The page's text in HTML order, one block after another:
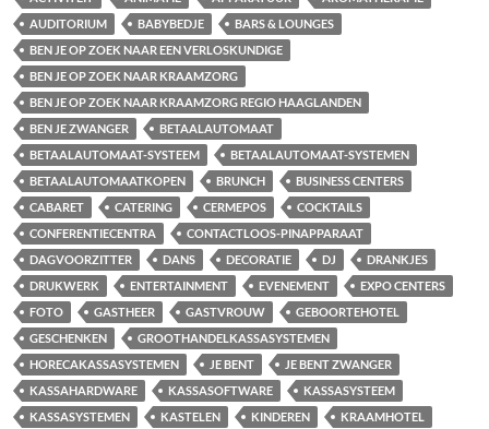
AUDITORIUM
BABYBEDJE
BARS & LOUNGES
BEN JE OP ZOEK NAAR EEN VERLOSKUNDIGE
BEN JE OP ZOEK NAAR KRAAMZORG
BEN JE OP ZOEK NAAR KRAAMZORG REGIO HAAGLANDEN
BEN JE ZWANGER
BETAALAUTOMAAT
BETAALAUTOMAAT-SYSTEEM
BETAALAUTOMAAT-SYSTEMEN
BETAALAUTOMAATKOPEN
BRUNCH
BUSINESS CENTERS
CABARET
CATERING CERMEPOS
COCKTAILS
CONFERENTIECENTRA
CONTACTLOOS-PINAPPARAAT
DAGVOORZITTER
DANS DECORATIE DJ
DRANKJES
DRUKWERK
ENTERTAINMENT EVENEMENT
EXPO CENTERS
FOTO
GASTHEER GASTVROUW
GEBOORTEHOTEL
GESCHENKEN
GROOTHANDELKASSASYSTEMEN
HORECAKASSASYSTEMEN
JE BENT
JE BENT ZWANGER
KASSAHARDWARE
KASSASOFTWARE
KASSASYSTEEM
KASSASYSTEMEN
KASTELEN KINDEREN
KRAAMHOTEL